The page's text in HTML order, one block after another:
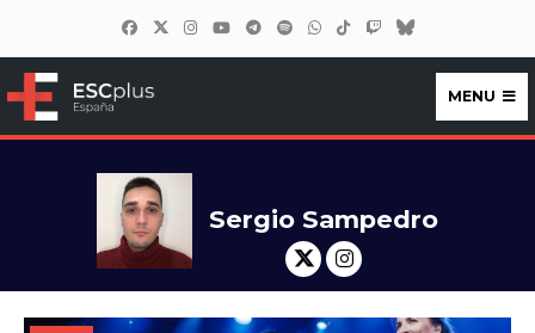
ESCplus España
MENU
Sergio Sampedro